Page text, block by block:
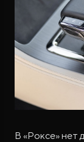
В «Роксе» нет